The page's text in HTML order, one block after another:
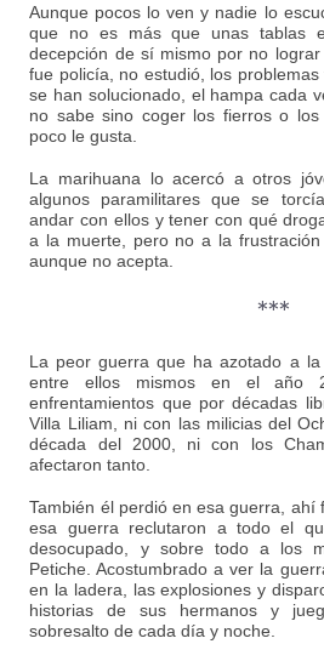
Aunque pocos lo ven y nadie lo
que no es más que unas tablas
decepción de sí mismo por no
fue policía, no estudió, los
se han solucionado, el hampa cada
no sabe sino coger los fierros o
poco le gusta.
La marihuana lo acercó a otros
algunos paramilitares que se
andar con ellos y tener con qué
a la muerte, pero no a la
aunque no acepta.
***
La peor guerra que ha azotado a
entre ellos mismos en el año
enfrentamientos que por décadas
Villa Liliam, ni con las milicias del
década del 2000, ni con los
afectaron tanto.
También él perdió en esa guerra, ahí
esa guerra reclutaron a todo el
desocupado, y sobre todo a los
Petiche. Acostumbrado a ver la
en la ladera, las explosiones y
historias de sus hermanos y
sobresalto de cada día y noche.